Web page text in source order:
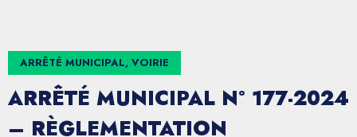
ARRÊTÉ MUNICIPAL, VOIRIE
ARRÊTÉ MUNICIPAL N° 177-2024
– RÈGLEMENTATION